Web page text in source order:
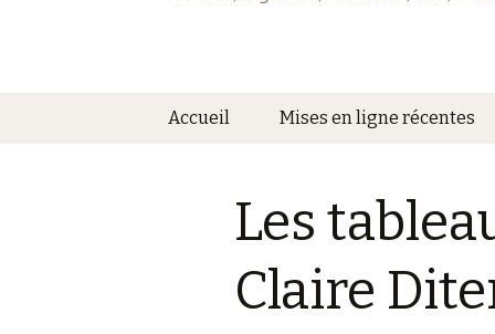
AllerAccueil Mises en ligne récentes
Les
Claire